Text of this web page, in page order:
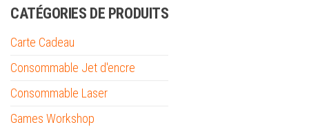
CATÉGORIES DE PRODUITS
Carte Cadeau
Consommable Jet d'encre
Consommable Laser
Games Workshop